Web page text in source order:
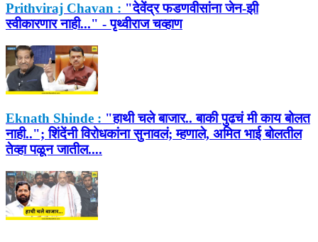
Prithviraj Chavan : "देवेंद्र फडणवीसांना जेन-झी
स्वीकारणार नाही..." - पृथ्वीराज चव्हाण
Eknath Shinde : "हाथी चले बाजार.. बाकी पुढचं मी काय बोलत
नाही.."; शिंदेंनी विरोधकांना सुनावलं; म्हणाले, अमित भाई बोलतील
तेव्हा पळून जातील....